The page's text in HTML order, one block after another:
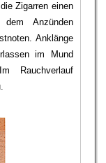
Zigarren einen
Anzünden
Anklänge
im Mund
Rauchverlauf